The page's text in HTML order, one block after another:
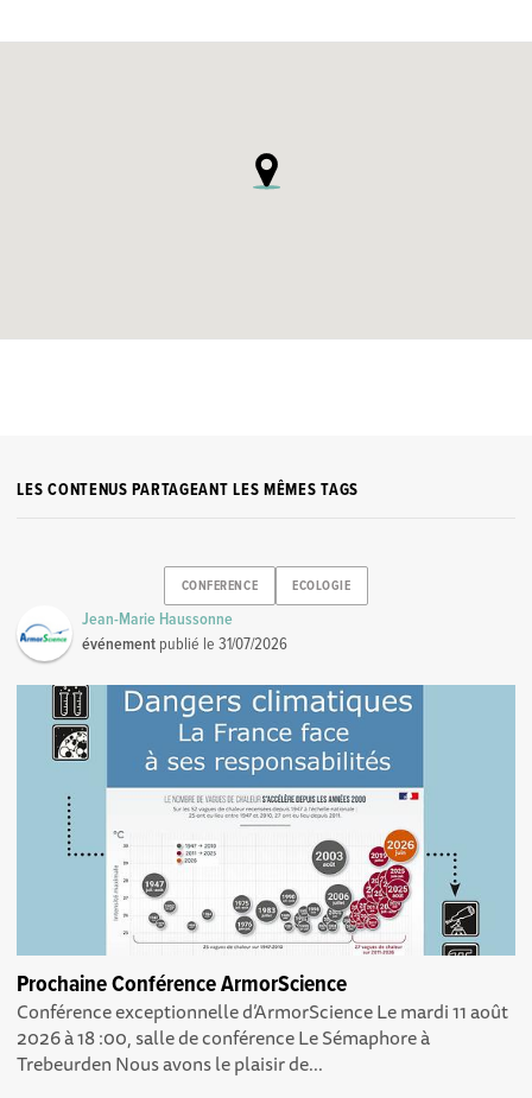
LES CONTENUS PARTAGEANT LES MÊMES TAGS
CONFERENCE ECOLOGIE
Jean-Marie Haussonne
événement publié le31/07/2026
Prochaine Conférence ArmorScience
Conférence exceptionnelle d’ArmorScience Le mardi 11 août
2026 à 18 :00, salle de conférence Le Sémaphore à
Trebeurden Nous avons le plaisir de...